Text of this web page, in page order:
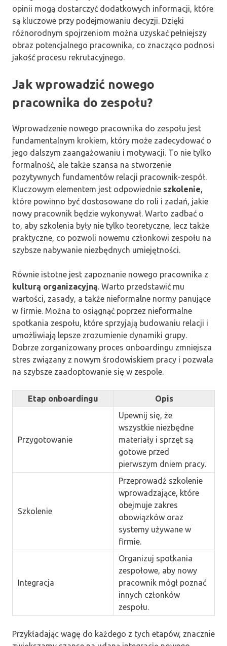
opinii mogą dostarczyć dodatkowych informacji, które
są kluczowe przy podejmowaniu decyzji. Dzięki
różnorodnym spojrzeniom można uzyskać pełniejszy
obraz potencjalnego pracownika, co znacząco podnosi
jakość procesu rekrutacyjnego.
Jak wprowadzić nowego
pracownika do zespołu?
Wprowadzenie nowego pracownika do zespołu jest
fundamentalnym krokiem, który może zadecydować o
jego dalszym zaangażowaniu i motywacji. To nie tylko
formalność, ale także szansa na stworzenie
pozytywnych fundamentów relacji pracownik-zespół.
Kluczowym elementem jest odpowiednie szkolenie,
które powinno być dostosowane do roli i zadań, jakie
nowy pracownik będzie wykonywał. Warto zadbać o
to, aby szkolenia były nie tylko teoretyczne, lecz także
praktyczne, co pozwoli nowemu członkowi zespołu na
szybsze nabywanie niezbędnych umiejętności.
Równie istotne jest zapoznanie nowego pracownika z
kulturą organizacyjną. Warto przedstawić mu
wartości, zasady, a także nieformalne normy panujące
w firmie. Można to osiągnąć poprzez nieformalne
spotkania zespołu, które sprzyjają budowaniu relacji i
umożliwiają lepsze zrozumienie dynamiki grupy.
Dobrze zorganizowany proces onboardingu zmniejsza
stres związany z nowym środowiskiem pracy i pozwala
na szybsze zaadoptowanie się w zespole.
Etap onboardingu Opis
Przygotowanie
Upewnij się, że
wszystkie niezbędne
materiały i sprzęt są
gotowe przed
pierwszym dniem pracy.
Szkolenie
Przeprowadź szkolenie
wprowadzające, które
obejmuje zakres
obowiązków oraz
systemy używane w
firmie.
Integracja
Organizuj spotkania
zespołowe, aby nowy
pracownik mógł poznać
innych członków
zespołu.
Przykładając wagę do każdego z tych etapów, znacznie